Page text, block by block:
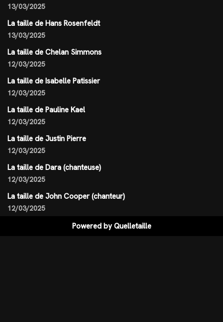
13/03/2025
La taille de Hans Rosenfeldt
13/03/2025
La taille de Chelan Simmons
12/03/2025
La taille de Isabelle Patissier
12/03/2025
La taille de Pauline Kael
12/03/2025
La taille de Justin Pierre
12/03/2025
La taille de Dara (chanteuse)
12/03/2025
La taille de John Cooper (chanteur)
12/03/2025
Powered byQuelletaille